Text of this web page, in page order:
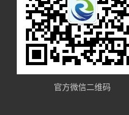
官方微信二维码